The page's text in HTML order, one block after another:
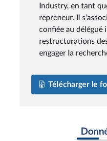
Industry, en tant
repreneur. Il
confiée au délégué
restructurations
engager la
Télécharger le